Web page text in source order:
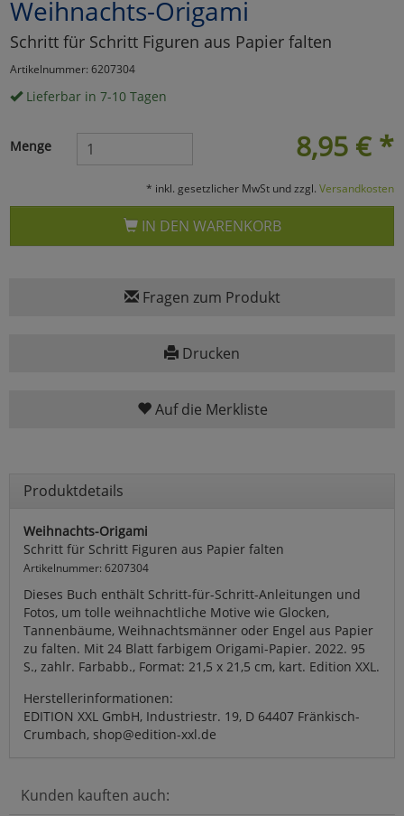
Weihnachts-Origami
Schritt für Schritt Figuren aus Papier falten
Artikelnummer: 6207304
Lieferbar in 7-10 Tagen
8,95 € *
Menge
* inkl. gesetzlicher MwSt und zzgl. Versandkosten
IN DEN WARENKORB
Fragen zum Produkt
Drucken
Auf die Merkliste
Produktdetails
Weihnachts-Origami
Schritt für Schritt Figuren aus Papier falten
Artikelnummer: 6207304
Dieses Buch enthält Schritt-für-Schritt-Anleitungen und
Fotos, um tolle weihnachtliche Motive wie Glocken,
Tannenbäume, Weihnachtsmänner oder Engel aus Papier
zu falten. Mit 24 Blatt farbigem Origami-Papier. 2022. 95
S., zahlr. Farbabb., Format: 21,5 x 21,5 cm, kart. Edition XXL.
Herstellerinformationen:
EDITION XXL GmbH, Industriestr. 19, D 64407 Fränkisch-
Crumbach, shop@edition-xxl.de
Kunden kauften auch:
Cookies
Einstellungen speichern
zurückzu Haupptseite